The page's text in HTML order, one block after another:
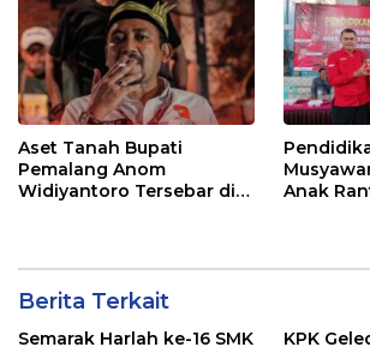
Aset Tanah Bupati
Pemalang Anom
Widiyantoro Tersebar di
Anak
Berita Terkait
Semarak Harlah ke-16 SMK
KPK